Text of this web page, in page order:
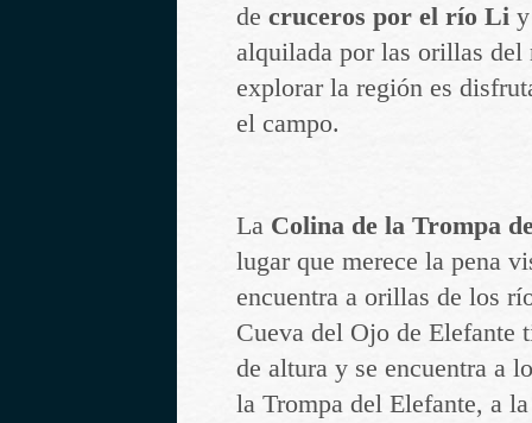
de cruceros por el río Li
alquilada por las orillas del
explorar la región es
el campo.
La Colina de la Trompa
lugar que merece la pena
encuentra a orillas de los
Cueva del Ojo de Elefante
de altura y se encuentra a
la Trompa del Elefante, a